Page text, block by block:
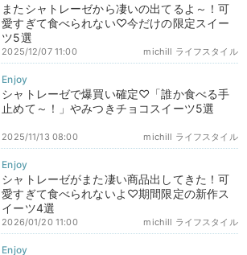
またシャトレーゼから凄いの出てるよ～！可
愛すぎて食べられない♡今だけの限定スイー
ツ5選
michill ライフスタイル
2025/12/07 11:00
シャトレーゼで爆買い確定♡「誰か食べる手
止めて～！」やみつきチョコスイーツ5選
michill ライフスタイル
2025/11/13 08:00
シャトレーゼがまた凄い商品出してきた！可
愛すぎて食べられないよ♡期間限定の新作ス
イーツ4選
michill ライフスタイル
2026/01/20 11:00